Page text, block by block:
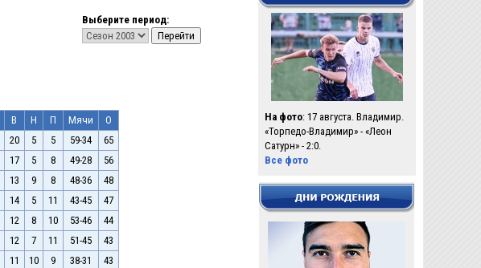
Выберите период:
В Н П Мячи
О
20 5 5 59-34
65
17 5 8 49-28
56
13 9 8 48-36
48
14 5 11 43-45
47
12 8 10 53-46
44
12 7 11 51-45
43
11 10 9 38-31
43
На фото: 17 августа. Владимир.
«Торпедо-Владимир» - «Леон
Сатурн» - 2:0.
Все фото